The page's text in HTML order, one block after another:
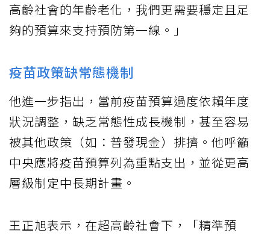
高齡社會的年齡老化，我們更需要穩定且足
夠的預算來支持預防第一線。」
疫苗政策缺常態機制
他進一步指出，當前疫苗預算過度依賴年度
狀況調整，缺乏常態性成長機制，甚至容易
被其他政策（如：普發現金）排擠。他呼籲
中央應將疫苗預算列為重點支出，並從更高
層級制定中長期計畫。
王正旭表示，在超高齡社會下，「精準預